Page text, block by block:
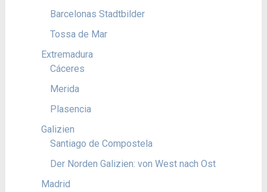
Barcelonas Stadtbilder
Tossa de Mar
Extremadura
Cáceres
Merida
Plasencia
Galizien
Santiago de Compostela
Der Norden Galizien: von West nach Ost
Madrid